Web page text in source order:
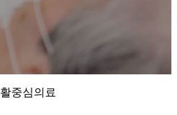
활중심의 료